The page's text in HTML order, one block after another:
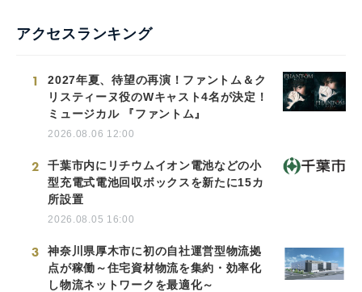
アクセスランキング
1
2027年夏、待望の再演！ファントム＆ク
リスティーヌ役のWキャスト4名が決定！
ミュージカル 『ファントム』
2026.08.06 12:00
2
千葉市内にリチウムイオン電池などの小
型充電式電池回収ボックスを新たに15カ
所設置
2026.08.05 16:00
3
神奈川県厚木市に初の自社運営型物流拠
点が稼働～住宅資材物流を集約・効率化
し物流ネットワークを最適化～